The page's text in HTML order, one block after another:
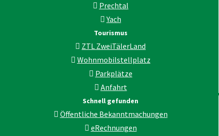
Prechtal
Yach
Tourismus
ZTL ZweiTälerLand
Wohnmobilstellplatz
Parkplätze
Anfahrt
Schnell gefunden
Öffentliche Bekanntmachungen
eRechnungen